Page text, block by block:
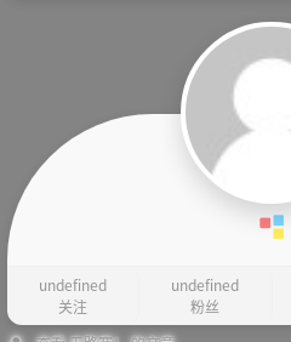
undefined
关注
undefined
粉丝